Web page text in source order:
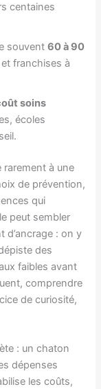
centaines
souvent60 à 90
franchises à
soins
écoles
rarement à une
de prévention,
qui
peut sembler
d’ancrage : on y
des
faibles avant
comprendre
de curiosité,
: un chaton
dépenses
les coûts,